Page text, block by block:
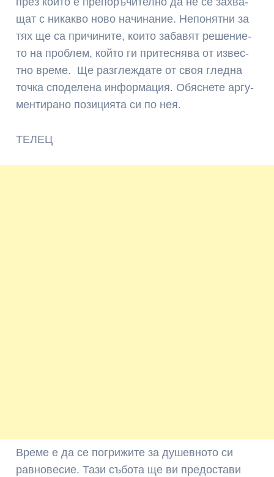
щат с ни­как­во но­во на­чи­на­ние. Не­поня­тни за
тях ще са при­чи­ни­те, кои­то за­бавят ре­ше­ние­
то на проб­лем, кой­то ги при­тесн­ява от из­вес­
тно вре­ме. Ще раз­глеж­дате от своя глед­на
точ­ка спо­де­ле­на ин­фор­ма­ция. Об­ясне­те ар­гу­
мен­ти­ра­но по­зи­ция­та си по нея.
ТЕЛЕЦ
Вре­ме е да се пог­ри­жи­те за ду­шев­но­то си
рав­но­ве­сие. Та­зи съ­бо­та ще ви пре­дос­та­ви